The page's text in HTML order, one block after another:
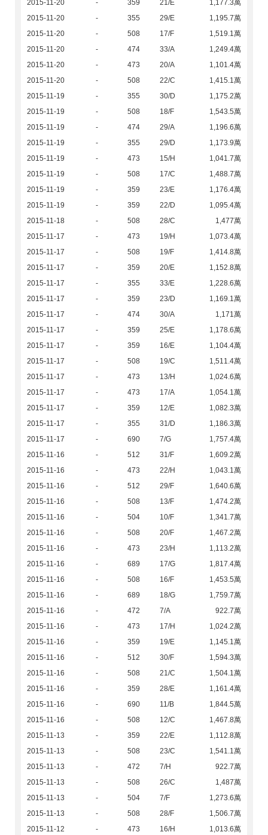
2015-11-20 - 359 21/E
1,177.3萬
2015-11-20
- 355 29/E
1,195.7萬
2015-11-20
- 508 17/F
1,519.1萬
2015-11-20
- 474 33/A
1,249.4萬
2015-11-20
- 473 20/A
1,101.4萬
2015-11-20
- 508 22/C
1,415.1萬
2015-11-19
- 355 30/D
1,175.2萬
2015-11-19
- 508 18/F
1,543.5萬
2015-11-19
- 474 29/A
1,196.6萬
2015-11-19
- 355 29/D
1,173.9萬
2015-11-19
- 473 15/H
1,041.7萬
2015-11-19
- 508 17/C
1,488.7萬
2015-11-19
- 359 23/E
1,176.4萬
2015-11-19
- 359 22/D
1,095.4萬
2015-11-18
- 508 28/C
1,477萬
2015-11-17
- 473 19/H
1,073.4萬
2015-11-17
- 508 19/F
1,414.8萬
2015-11-17
- 359 20/E
1,152.8萬
2015-11-17
- 355 33/E
1,228.6萬
2015-11-17
- 359 23/D
1,169.1萬
2015-11-17
- 474 30/A
1,171萬
2015-11-17
- 359 25/E
1,178.6萬
2015-11-17
- 359 16/E
1,104.4萬
2015-11-17
- 508 19/C
1,511.4萬
2015-11-17
- 473 13/H
1,024.6萬
2015-11-17
- 473 17/A
1,054.1萬
2015-11-17
- 359 12/E
1,082.3萬
2015-11-17
- 355 31/D
1,186.3萬
2015-11-17
- 690 7/G
1,757.4萬
2015-11-16
- 512 31/F
1,609.2萬
2015-11-16
- 473 22/H
1,043.1萬
2015-11-16
- 512 29/F
1,640.6萬
2015-11-16
- 508 13/F
1,474.2萬
2015-11-16
- 504 10/F
1,341.7萬
2015-11-16
- 508 20/F
1,467.2萬
2015-11-16
- 473 23/H
1,113.2萬
2015-11-16
- 689 17/G
1,817.4萬
2015-11-16
- 508 16/F
1,453.5萬
2015-11-16
- 689 18/G
1,759.7萬
2015-11-16
- 472 7/A
922.7萬
2015-11-16
- 473 17/H
1,024.2萬
2015-11-16
- 359 19/E
1,145.1萬
2015-11-16
- 512 30/F
1,594.3萬
2015-11-16
- 508 21/C
1,504.1萬
2015-11-16
- 359 28/E
1,161.4萬
2015-11-16
- 690 11/B
1,844.5萬
2015-11-16
- 508 12/C
1,467.8萬
2015-11-13
- 359 22/E
1,112.8萬
2015-11-13
- 508 23/C
1,541.1萬
2015-11-13
- 472 7/H
922.7萬
2015-11-13
- 508 26/C
1,487萬
2015-11-13
- 504 7/F
1,273.6萬
2015-11-13
- 508 28/F
1,506.7萬
2015-11-12
- 473 16/H
1,013.6萬